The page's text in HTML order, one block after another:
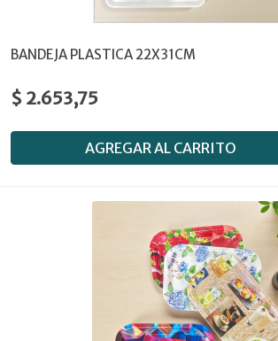
BANDEJA PLASTICA 22X31CM
$ 2.653,75
AGREGAR AL CARRITO